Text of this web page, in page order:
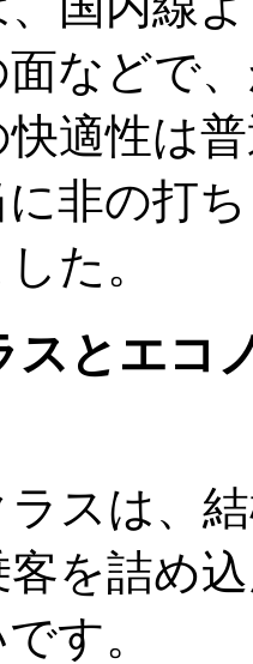
などで
適性は
非の打
た。
スとエコ
スは、
を詰め
す。